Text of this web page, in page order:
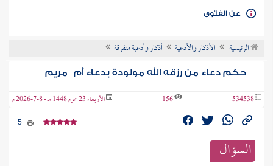
مختارات الفتاوى
الفتوى
الرئيسية الأذكار والأدعية أذكار وأدعية متفرقة
حكم دعاء من رزقه الله مولودة بدعاء أم مريم
534538
156 الأربعاء 23 محرم 1448 هـ - 8-7-2026 م
السؤال